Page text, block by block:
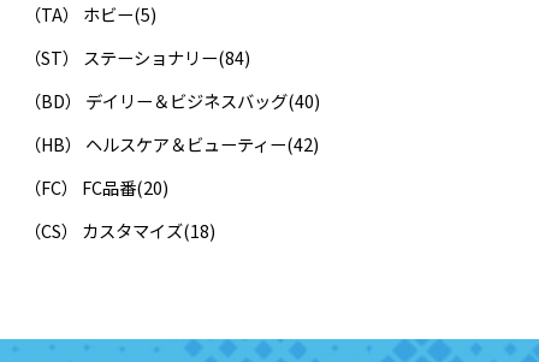
（TA） ホビー(5)
（ST） ステーショナリー(84)
（BD） デイリー＆ビジネスバッグ(40)
（HB） ヘルスケア＆ビューティー(42)
（FC） FC品番(20)
（CS） カスタマイズ(18)